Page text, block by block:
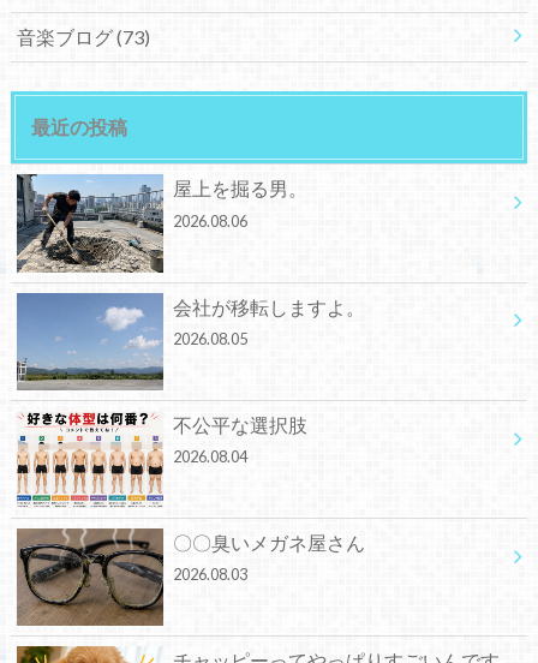
音楽ブログ(73)
最近の投稿
屋上を掘る男。
2026.08.06
会社が移転しますよ。
2026.08.05
不公平な選択肢
2026.08.04
〇〇臭いメガネ屋さん
2026.08.03